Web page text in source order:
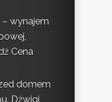
wynajem
Cena
domem
Dźwigi